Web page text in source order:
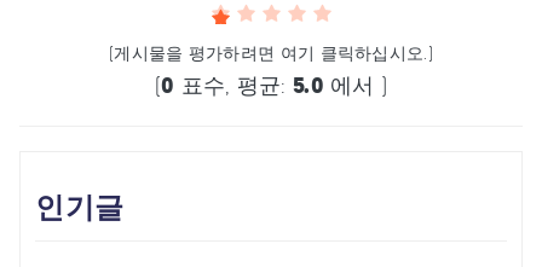
(게시물을 평가하려면 여기 클릭하십시오.)
(0 표수, 평균: 5.0 에서 )
인기글